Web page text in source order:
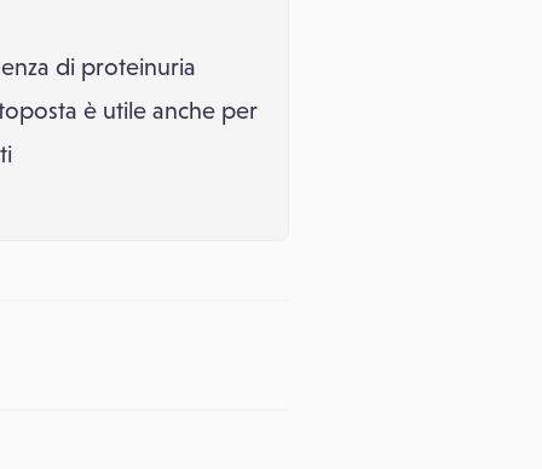
di proteinuria
è utile anche per